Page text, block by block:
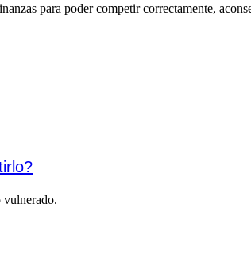
para poder competir correctamente,
vulnerado.